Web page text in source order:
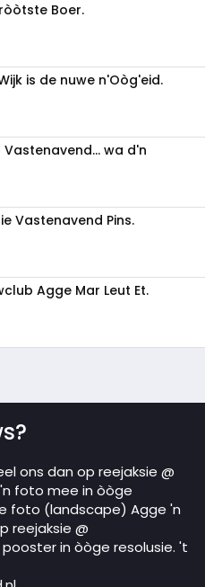
Boer.
is de nuwe n'Oòg'eid.
wa d'n
Vastenavend Pins.
Agge Mar Leut Et.
ons dan op reejaksie @
foto mee in òòge
foto (landscape) Agge 'n
reejaksie @
in òòge resolusie. 't